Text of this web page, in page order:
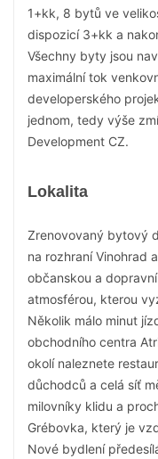
1+kk, 8 bytů ve
dispozicí 3+kk a
Všechny byty jsou
maximální tok
developerského
jednom, tedy výše
Development CZ.
Lokalita
Zrenovovaný bytový
na rozhraní Vinohrad
občanskou a
atmosférou, kterou
Několik málo minut
obchodního centra
okolí naleznete
důchodců a celá síť
milovníky klidu a
Grébovka, který je
Nové bydlení